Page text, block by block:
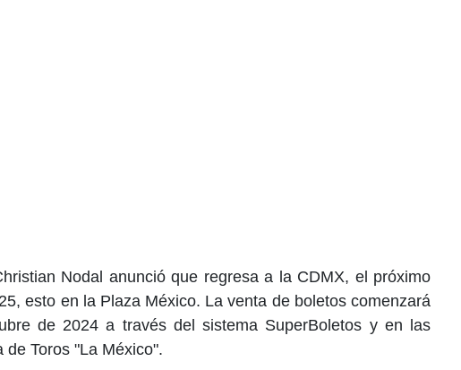
Nodal anunció que regresa a la CDMX, el próximo
esto en la Plaza México. La venta de boletos comenzará
de 2024 a través del sistema SuperBoletos y en las
de Toros "La México".